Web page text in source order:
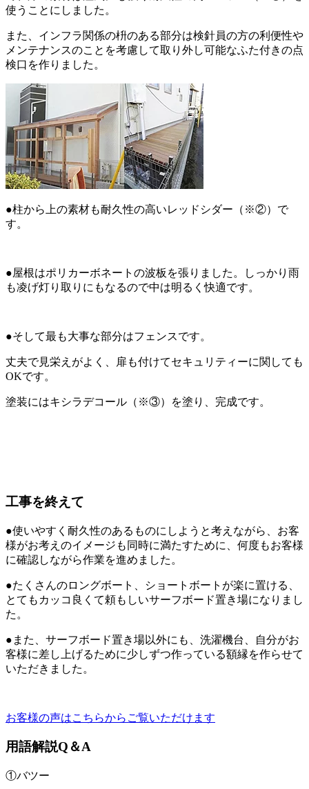
使うことにしました。
また、インフラ関係の枡のある部分は検針員の方の利便性や
メンテナンスのことを考慮して取り外し可能なふた付きの点
検口を作りました。
●柱から上の素材も耐久性の高いレッドシダー（※②）で
す。
●屋根はポリカーボネートの波板を張りました。しっかり雨
も凌げ灯り取りにもなるので中は明るく快適です。
●そして最も大事な部分はフェンスです。
丈夫で見栄えがよく、扉も付けてセキュリティーに関しても
OKです。
塗装にはキシラデコール（※③）を塗り、完成です。
工事を終えて
●使いやすく耐久性のあるものにしようと考えながら、お客
様がお考えのイメージも同時に満たすために、何度もお客様
に確認しながら作業を進めました。
●たくさんのロングボート、ショートボートが楽に置ける、
とてもカッコ良くて頼もしいサーフボード置き場になりまし
た。
●また、サーフボード置き場以外にも、洗濯機台、自分がお
客様に差し上げるために少しずつ作っている額縁を作らせて
いただきました。
お客様の声はこちらからご覧いただけます
用語解説Q＆A
①バツー